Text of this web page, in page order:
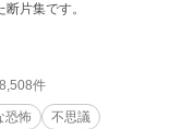
片集です。
件
恐怖 不思議